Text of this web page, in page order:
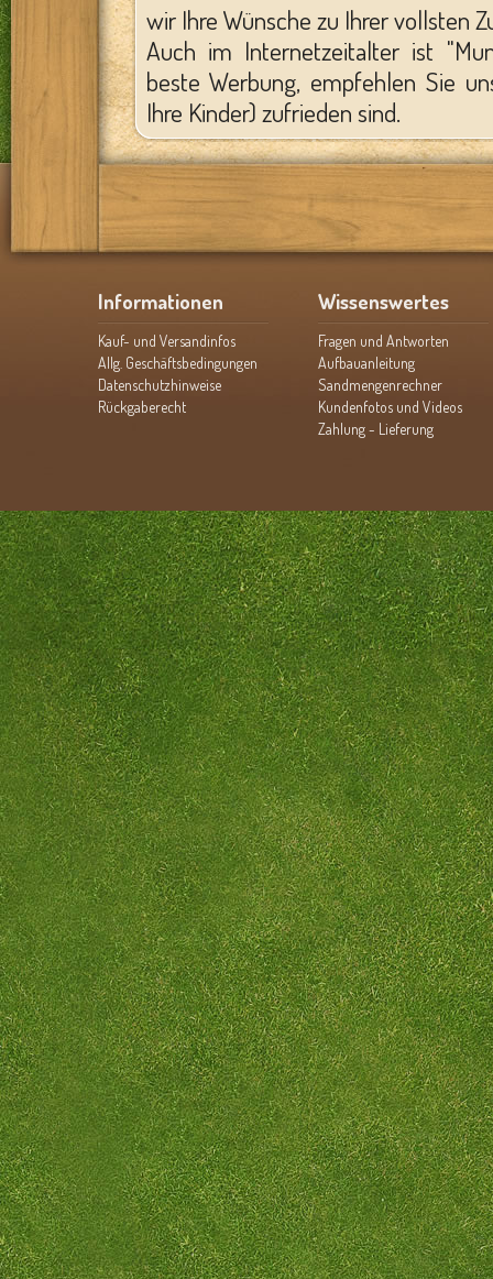
wir Ihre Wünsche zu Ihrer vollsten
Auch im Internetzeitalter ist
beste Werbung, empfehlen Sie
Ihre Kinder) zufrieden sind.
Informationen
Kauf- und Versandinfos
Allg. Geschäftsbedingungen
Datenschutzhinweise
Rückgaberecht
Wissenswertes
Fragen und Antworten
Aufbauanleitung
Sandmengenrechner
Kundenfotos und Videos
Zahlung - Lieferung